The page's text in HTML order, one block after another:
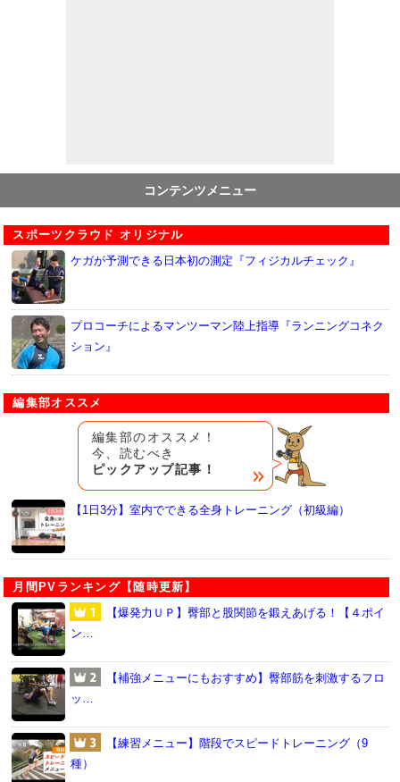
コンテンツメニュー
スポーツクラウド オリジナル
ケガが予測できる日本初の測定『フィジカルチェック』
プロコーチによるマンツーマン陸上指導『ランニングコネク
ション』
編集部オススメ
編集部のオススメ！
今、読むべき
ピックアップ記事！
【1日3分】室内でできる全身トレーニング（初級編）
月間PVランキング【随時更新】
【爆発力ＵＰ】臀部と股関節を鍛えあげる！【４ポイ
ン…
【補強メニューにもおすすめ】臀部筋を刺激するフロ
ッ…
【練習メニュー】階段でスピードトレーニング（9
種）